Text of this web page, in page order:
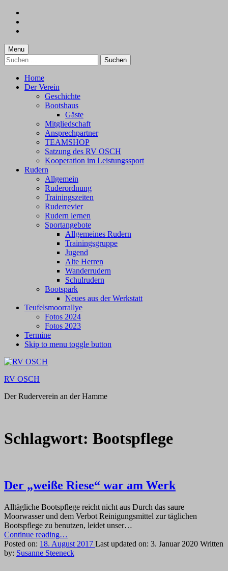
content
footer
Menu
Suchen
nach:
Home
Der Verein
Geschichte
Bootshaus
Gäste
Mitgliedschaft
Ansprechpartner
TEAMSHOP
Satzung des RV OSCH
Kooperation im Leistungssport
Rudern
Allgemein
Ruderordnung
Trainingszeiten
Ruderrevier
Rudern lernen
Sportangebote
Allgemeines Rudern
Trainingsgruppe
Jugend
Alte Herren
Wanderrudern
Schulrudern
Bootspark
Neues aus der Werkstatt
Teufelsmoorrallye
Fotos 2024
Fotos 2023
Termine
Skip to menu toggle button
RV OSCH
Der Ruderverein an der Hamme
Schlagwort: Bootspflege
Der „weiße Riese“ war am Werk
Alltägliche Bootspflege reicht nicht aus Durch das saure
Moorwasser und dem Verbot Reinigungsmittel zur täglichen
Bootspflege zu benutzen, leidet unser…
Continue reading“Der
„weiße
Riese“
…
Posted on: 18. August 2017 Last updated on: 3. Januar 2020 Written
by: Susanne Steeneck